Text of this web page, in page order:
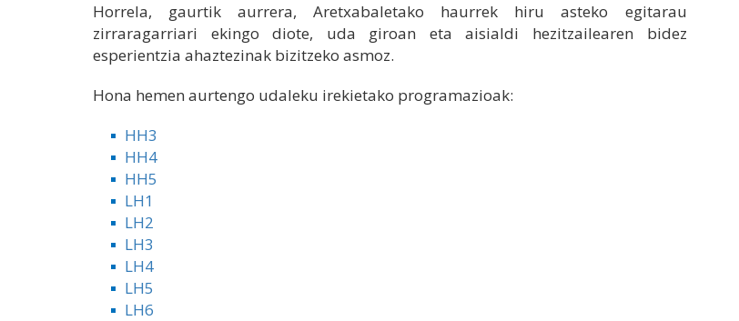
Horrela, gaurtik aurrera, Aretxabaletako haurrek hiru asteko egitarau
zirraragarriari ekingo diote, uda giroan eta aisialdi hezitzailearen bidez
esperientzia ahaztezinak bizitzeko asmoz.
Hona hemen aurtengo udaleku irekietako programazioak:
HH3
HH4
HH5
LH1
LH2
LH3
LH4
LH5
LH6